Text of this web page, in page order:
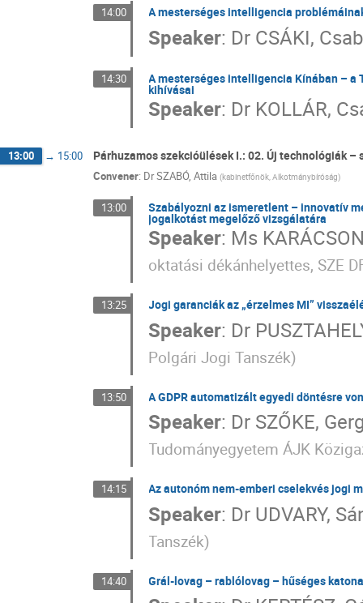
14:00 A mesterséges intelligencia
Speaker: Dr CSÁKI,
14:30 A mesterséges intelligencia Kínában –
kihívásai
Speaker: Dr KOLLÁR,
13:00 → 15:00 Párhuzamos szekcióülések I.: 02. Új technológiák –
Convener: DrSZABÓ, Attila (kabinetfőnök, Alkotmánybíróság)
13:00 Szabályozni az ismeretlent – innovatív
jogalkotást megelőző vizsgálatára
Speaker: Ms
oktatási dékánhelyettes, SZE
13:25 Jogi garanciák az „érzelmes MI”
Speaker: Dr
Polgári Jogi Tanszék)
13:50 A GDPR automatizált egyedi döntésre
Speaker: Dr SZŐKE,
Tudományegyetem ÁJK
14:15 Az autonóm nem-emberi cselekvés jogi
Speaker: Dr UDVARY,
Tanszék)
14:40 Grál-lovag – rablólovag – hűséges